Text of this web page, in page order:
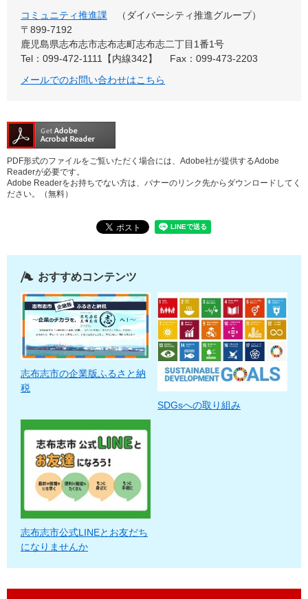
コミュニティ推進課
ダイバーシティ推進グループ
〒899-7192
鹿児島県志布志市志布志町志布志二丁目1番1号
Tel：099-472-1111【内線342】
Fax：099-473-2203
メールでのお問い合わせはこちら
PDF形式のファイルをご覧いただく場合には、Adobe社が提供するAdobe
Readerが必要です。
Adobe Readerをお持ちでない方は、バナーのリンク先からダウンロードしてく
ださい。（無料）
おすすめコンテンツ
志布志市の企業版ふるさと納
税
SDGsへの取り組み
志布志市公式LINEとお友だち
になりませんか